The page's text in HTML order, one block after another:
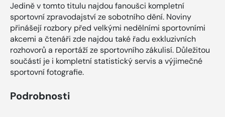
Jedině v tomto titulu najdou fanoušci kompletní
sportovní zpravodajství ze sobotního dění. Noviny
přinášejí rozbory před velkými nedělními sportovními
akcemi a čtenáři zde najdou také řadu exkluzivních
rozhovorů a reportáží ze sportovního zákulisí. Důležitou
součástí je i kompletní statistický servis a výjimečné
sportovní fotografie.
Podrobnosti